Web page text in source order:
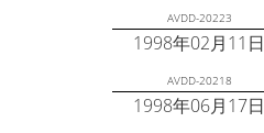
AVDD-20223
1998年02月11日
AVDD-20218
1998年06月17日